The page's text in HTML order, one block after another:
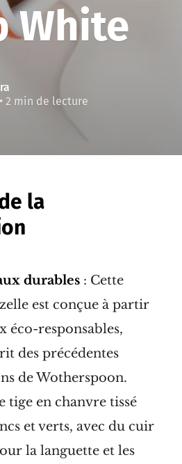
White
• 2 min de lecture
la
durables : Cette
est conçue à partir
éco-responsables,
des précédentes
de Wotherspoon.
tige en chanvre tissé
et verts, avec du cuir
la languette et les